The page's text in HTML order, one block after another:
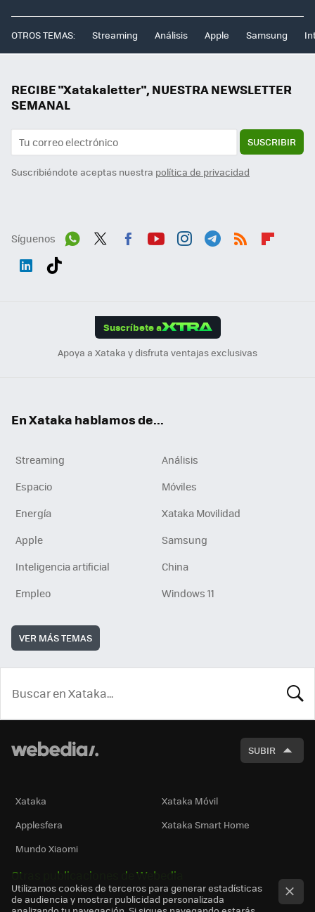
OTROS TEMAS: Streaming Análisis Apple Samsung
RECIBE "Xatakaletter", NUESTRA NEWSLETTER
SEMANAL
SUSCRIBIR
Suscribiéndote aceptas nuestra política de privacidad
Síguenos
Suscríbete a
Apoya a Xataka y disfruta ventajas exclusivas
En Xataka hablamos de...
Streaming
Análisis
Espacio
Móviles
Energía
Xataka Movilidad
Apple
Samsung
Inteligencia artificial
China
Empleo
Windows 11
VER MÁS TEMAS
SUBIR
Xataka
Xataka Móvil
Applesfera
Xataka Smart Home
Mundo Xiaomi
Otras publicaciones de Webedia
Utilizamos cookies de terceros para generar estadísticas
de audiencia y mostrar publicidad personalizada